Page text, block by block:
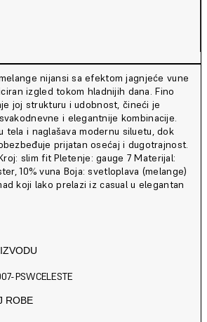
nijansi sa efektom jagnjeće vune
izgled tokom hladnijih dana. Fino
joj strukturu i udobnost, čineći je
i elegantnije kombinacije.
tela i naglašava modernu siluetu, dok
prijatan osećaj i dugotrajnost.
slim fit Pletenje: gauge 7 Materijal:
10% vuna Boja: svetloplava (melange)
koji lako prelazi iz casual u elegantan
PSWCELESTE
ROBE